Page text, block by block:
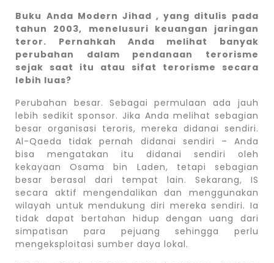
Buku Anda Modern Jihad , yang ditulis pada
tahun 2003, menelusuri keuangan jaringan
teror. Pernahkah Anda melihat banyak
perubahan dalam pendanaan terorisme
sejak saat itu atau sifat terorisme secara
lebih luas?
Perubahan besar. Sebagai permulaan ada jauh
lebih sedikit sponsor. Jika Anda melihat sebagian
besar organisasi teroris, mereka didanai sendiri.
Al-Qaeda tidak pernah didanai sendiri – Anda
bisa mengatakan itu didanai sendiri oleh
kekayaan Osama bin Laden, tetapi sebagian
besar berasal dari tempat lain. Sekarang, IS
secara aktif mengendalikan dan menggunakan
wilayah untuk mendukung diri mereka sendiri. Ia
tidak dapat bertahan hidup dengan uang dari
simpatisan para pejuang sehingga perlu
mengeksploitasi sumber daya lokal.